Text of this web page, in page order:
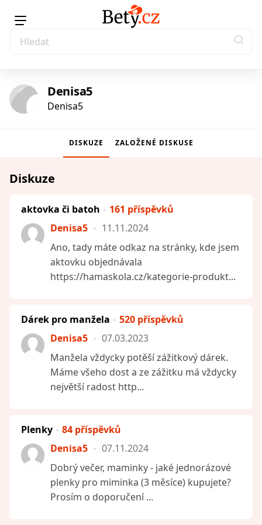
Denisa5
Denisa5
DISKUZE ZALOŽENÉ DISKUSE
Diskuze
aktovka či batoh
161 příspěvků
Denisa5
11.11.2024
Ano, tady máte odkaz na stránky, kde jsem
aktovku objednávala
https://hamaskola.cz/kategorie-produkt...
Dárek pro manžela
520 příspěvků
Denisa5
07.03.2023
Manžela vždycky potěší zážitkový dárek.
Máme všeho dost a ze zážitku má vždycky
největší radost http...
Plenky
84 příspěvků
Denisa5
07.11.2024
Dobrý večer, maminky - jaké jednorázové
plenky pro miminka (3 měsíce) kupujete?
Prosím o doporučení ...